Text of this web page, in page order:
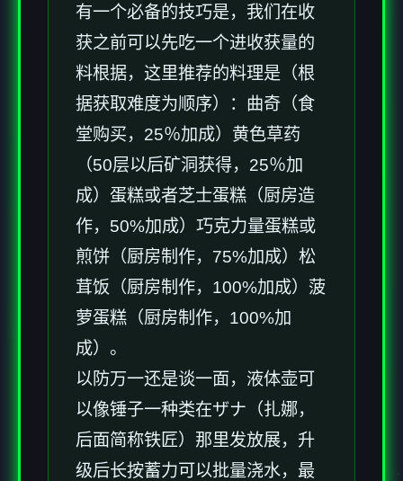
有一个必备的技巧是，我们在收
获之前可以先吃一个进收获量的
料根据，这里推荐的料理是（根
据获取难度为顺序）：曲奇（食
堂购买，25％加成）黄色草药
（50层以后矿洞获得，25％加
成）蛋糕或者芝士蛋糕（厨房造
作，50%加成）巧克力量蛋糕或
煎饼（厨房制作，75%加成）松
茸饭（厨房制作，100%加成）菠
萝蛋糕（厨房制作，100%加
成）。
以防万一还是谈一面，液体壶可
以像锤子一种类在ザナ（扎娜，
后面简称铁匠）那里发放展，升
级后长按蓄力可以批量浇水，最